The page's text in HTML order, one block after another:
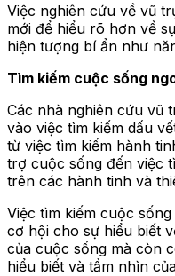
Việc nghiên cứu về vũ
mới để hiểu rõ hơn về
hiện tượng bí ẩn như
Tìm kiếm cuộc sống
Các nhà nghiên cứu vũ
vào việc tìm kiếm dấu
từ việc tìm kiếm hành
trợ cuộc sống đến việc
trên các hành tinh và
Việc tìm kiếm cuộc
cơ hội cho sự hiểu biết
của cuộc sống mà còn
hiểu biết và tầm nhìn